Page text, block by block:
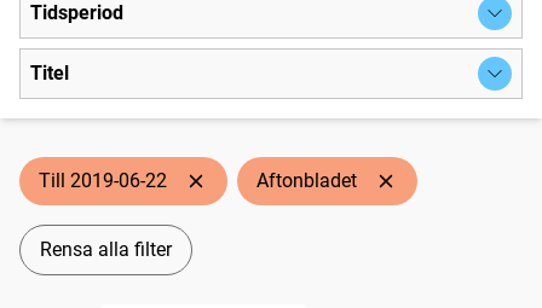
Tidsperiod
Titel
Till 2019-06-22 Aftonbladet
Rensa alla filter